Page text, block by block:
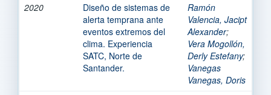
2020
Diseño de sistemas de
alerta temprana ante
eventos extremos del
clima. Experiencia
SATC, Norte de
Santander.
Ramón
Valencia, Jacipt
Alexander;
Vera Mogollón,
Derly Estefany;
Vanegas
Vanegas, Doris